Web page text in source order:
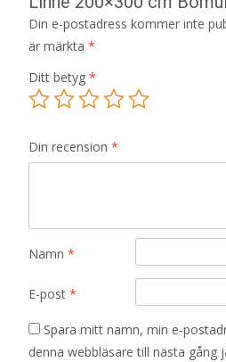
Din e-postadress kommer inte
är märkta *
Ditt betyg *
Din recension *
Namn *
E-post *
Spara mitt namn, min e-
denna webbläsare till nästa gång